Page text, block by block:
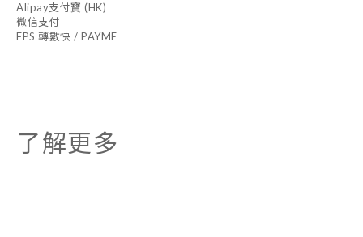
Alipay支付寶 (HK)
微信支付
FPS 轉數快 / PAYME
了解更多